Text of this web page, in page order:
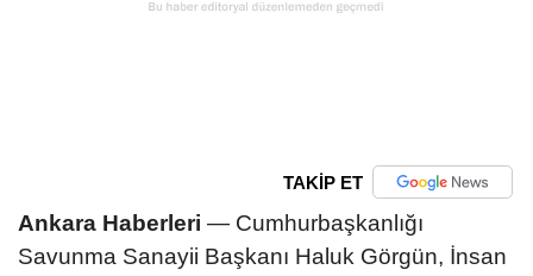
TAKİP ET
Ankara Haberleri — Cumhurbaşkanlığı
Savunma Sanayii Başkanı Haluk Görgün, İnsan